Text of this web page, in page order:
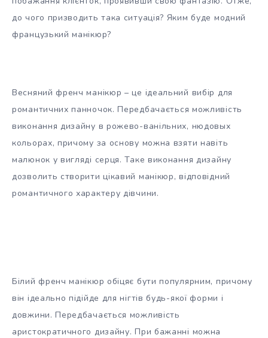
до чого призводить така ситуація? Яким буде модний
французький манікюр?
Весняний френч манікюр – це ідеальний вибір для
романтичних панночок. Передбачається можливість
виконання дизайну в рожево-ванільних, нюдовых
кольорах, причому за основу можна взяти навіть
малюнок у вигляді серця. Таке виконання дизайну
дозволить створити цікавий манікюр, відповідний
романтичного характеру дівчини.
Білий френч манікюр обіцяє бути популярним, причому
він ідеально підійде для нігтів будь-якої форми і
довжини. Передбачається можливість
аристократичного дизайну. При бажанні можна